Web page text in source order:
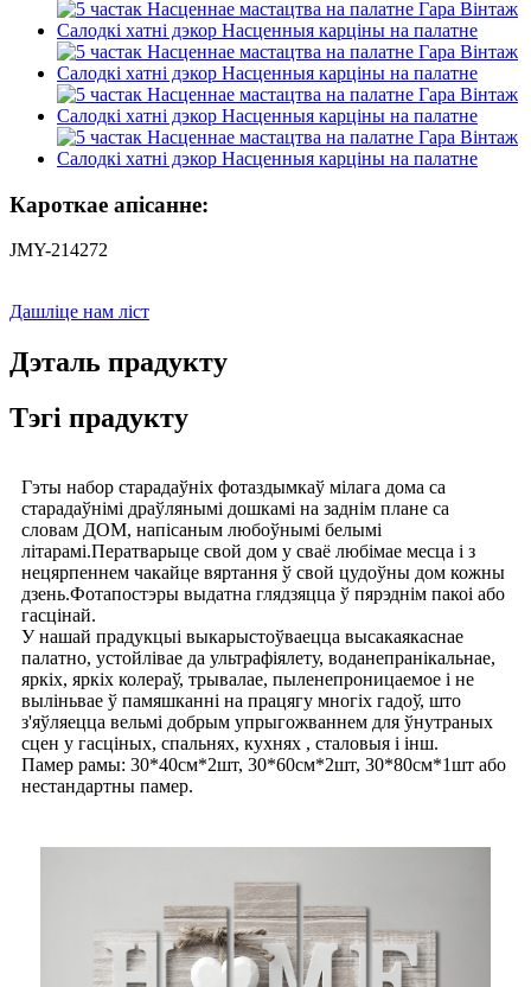
Кароткае апісанне:
JMY-214272
Дашліце нам ліст
Дэталь прадукту
Тэгі прадукту
Гэты набор старадаўніх фотаздымкаў мілага дома са
старадаўнімі драўлянымі дошкамі на заднім плане са
словам ДОМ, напісаным любоўнымі белымі
літарамі.Ператварыце свой дом у сваё любімае месца і з
нецярпеннем чакайце вяртання ў свой цудоўны дом кожны
дзень.Фотапостэры выдатна глядзяцца ў пярэднім пакоі або
гасцінай.
У нашай прадукцыі выкарыстоўваецца высакаякаснае
палатно, устойлівае да ультрафіялету, воданепранікальнае,
яркіх, яркіх колераў, трывалае, пыленепроницаемое і не
выліньвае ў памяшканні на працягу многіх гадоў, што
з'яўляецца вельмі добрым упрыгожваннем для ўнутраных
сцен у гасціных, спальнях, кухнях , сталовыя і інш.
Памер рамы: 30*40см*2шт, 30*60см*2шт, 30*80см*1шт або
нестандартны памер.